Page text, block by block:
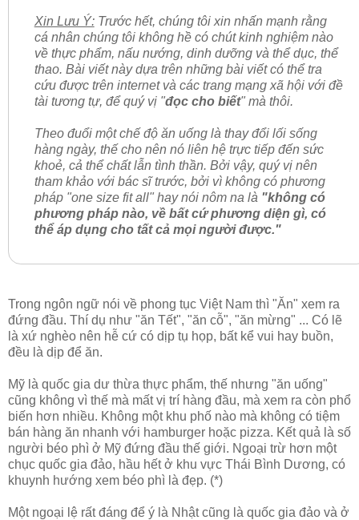
Xin Lưu Ý:Trước hết, chúng tôi xin nhấn mạnh rằng
cá nhân chúng tôi không hề có chút kinh nghiệm nào
về thực phẩm, nấu nướng, dinh dưỡng và thể dục, thể
thao. Bài viết này dựa trên những bài viết có thể tra
cứu được trên internet và các trang mạng xã hội với đề
tài tương tự, để quý vị "đọc cho biết" mà thôi.
Theo đuổi một chế độ ăn uống là thay đổi lối sống
hàng ngày, thế cho nên nó liên hệ trực tiếp đến sức
khoẻ, cả thể chất lẫn tình thần. Bởi vậy, quý vị nên
tham khảo với bác sĩ trước, bởi vì không có phương
pháp "one size fit all" hay nói nôm na là "không có
phương pháp nào, về bất cứ phương diện gì, có
thể áp dụng cho tất cả mọi người được."
Trong ngôn ngữ nói về phong tục Việt Nam thì "Ăn" xem ra
đứng đầu. Thí dụ như "ăn Tết", "ăn cỗ", "ăn mừng" ... Có lẽ
là xứ nghèo nên hễ cứ có dịp tụ họp, bất kể vui hay buồn,
đều là dịp để ăn.
Mỹ là quốc gia dư thừa thực phẩm, thế nhưng "ăn uống"
cũng không vì thế mà mất vị trí hàng đầu, mà xem ra còn phổ
biến hơn nhiều. Không một khu phố nào mà không có tiệm
bán hàng ăn nhanh với hamburger hoặc pizza. Kết quả là số
người béo phì ở Mỹ đứng đầu thế giới. Ngoại trừ hơn một
chục quốc gia đảo, hầu hết ở khu vực Thái Bình Dương, có
khuynh hướng xem béo phì là đẹp. (*)
Một ngoại lệ rất đáng để ý là Nhật cũng là quốc gia đảo và ở